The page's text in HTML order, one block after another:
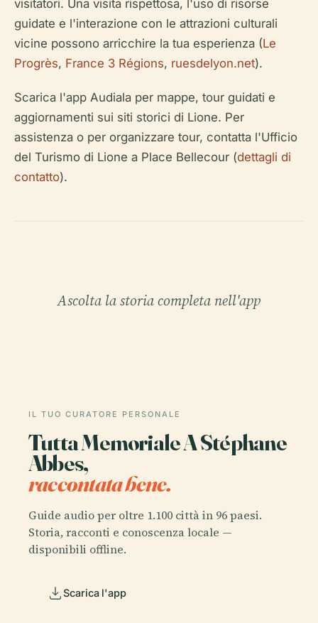
visitatori. Una visita rispettosa, l'uso di risorse
guidate e l'interazione con le attrazioni culturali
vicine possono arricchire la tua esperienza (Le
Progrès, France 3 Régions, ruesdelyon.net).
Scarica l'app Audiala per mappe, tour guidati e
aggiornamenti sui siti storici di Lione. Per
assistenza o per organizzare tour, contatta l'Ufficio
del Turismo di Lione a Place Bellecour (dettagli di
contatto).
Ascolta la storia completa nell'app
IL TUO CURATORE PERSONALE
Tutta Memoriale A Stéphane
Abbes,
raccontata bene.
Guide audio per oltre 1.100 città in 96 paesi.
Storia, racconti e conoscenza locale —
disponibili offline.
Scarica l'app